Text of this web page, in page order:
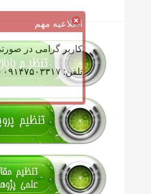
اطلاعیه مهم
کاربر گرامی در
تلفن: ۰۹۱۴۷۵۰۳۳۱۷ (تلگرام یا تماس)